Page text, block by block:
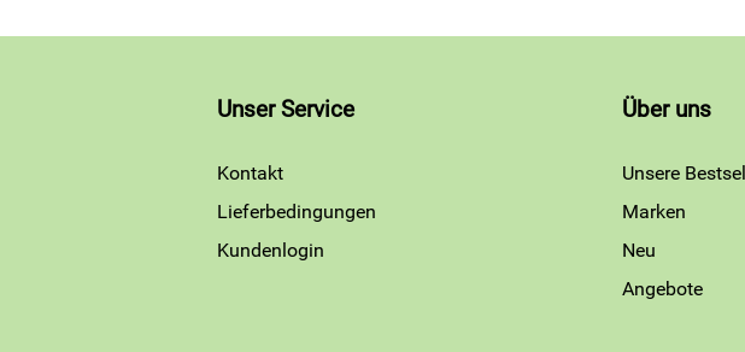
Unser Service
Kontakt
Lieferbedingungen
Kundenlogin
Über uns
Unsere
Marken
Neu
Angebote